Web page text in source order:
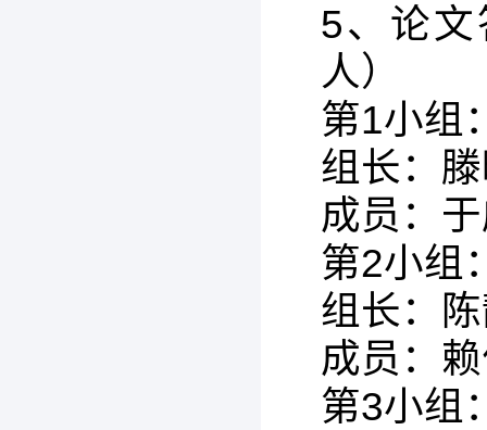
5、论
人）
第1小组
组长：
成员：
第2小组
组长：
成员：
第3小组